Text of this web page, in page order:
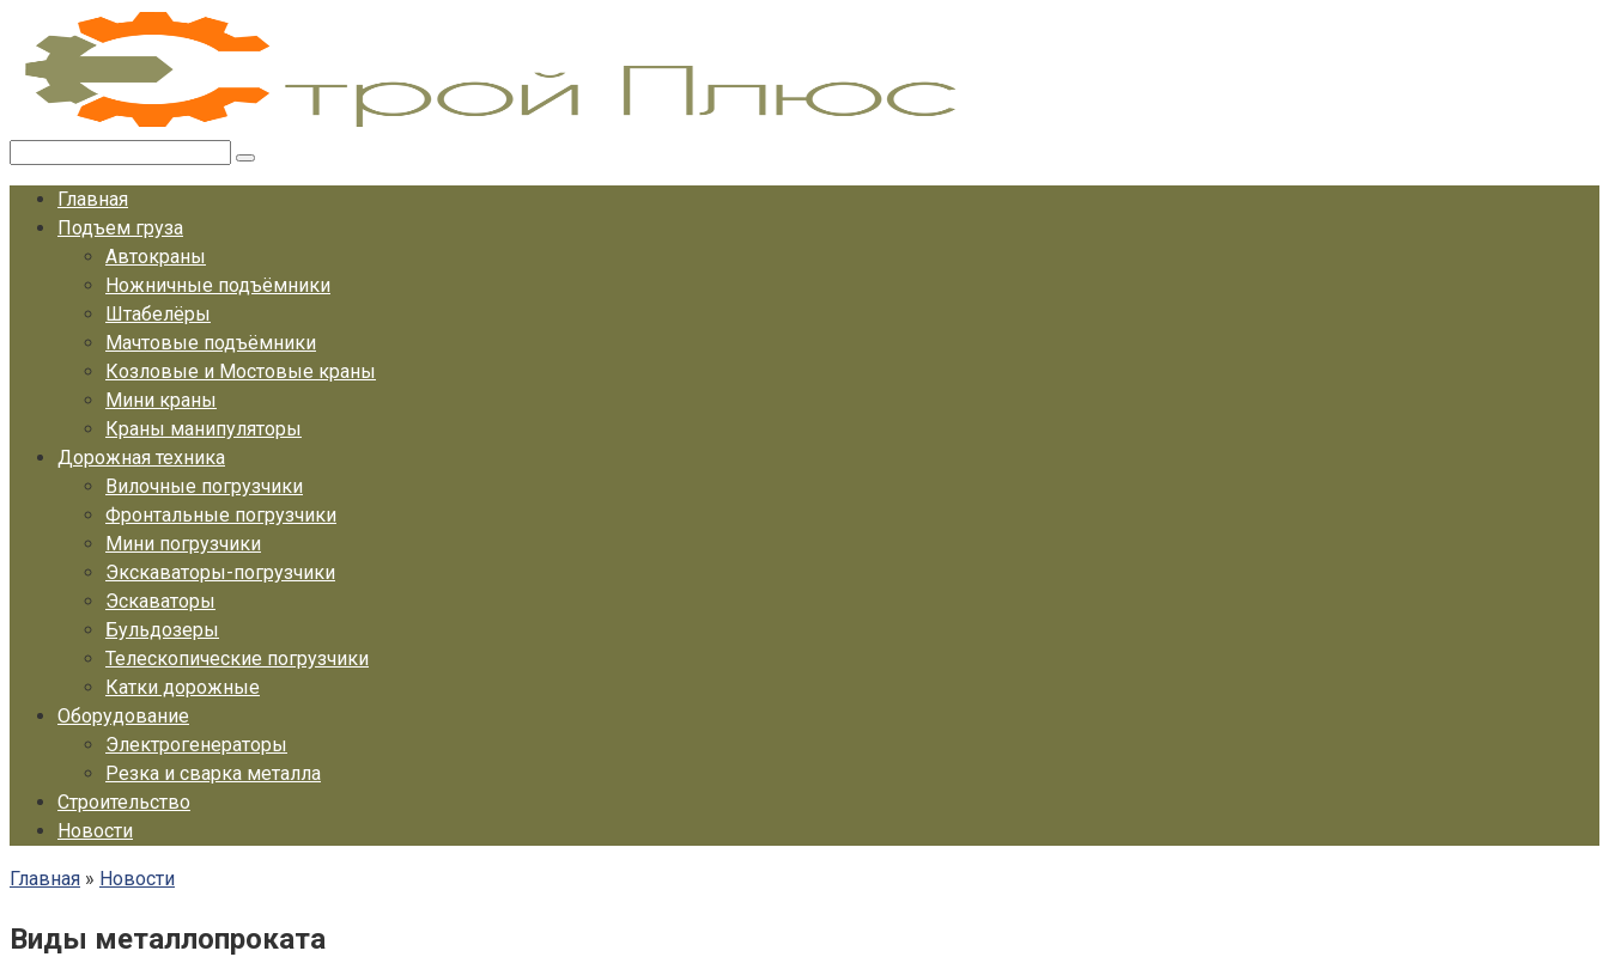
Перейти
контенту
Главная
Подъем груза
Автокраны
Ножничные подъёмники
Штабелёры
Мачтовые подъёмники
Козловые и Мостовые краны
Мини краны
Краны манипуляторы
Дорожная техника
Вилочные погрузчики
Фронтальные погрузчики
Мини погрузчики
Экскаваторы-погрузчики
Эскаваторы
Бульдозеры
Телескопические погрузчики
Катки дорожные
Оборудование
Электрогенераторы
Резка и сварка металла
Строительство
Новости
Главная » Новости
Виды металлопроката